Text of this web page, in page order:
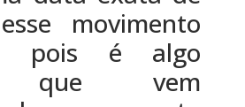
movimento
pois é algo
que vem